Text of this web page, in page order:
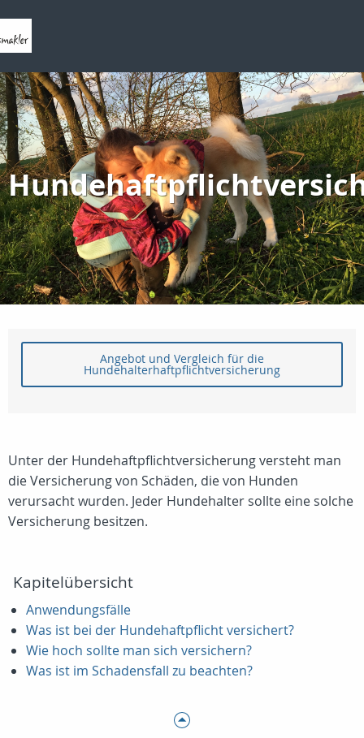
Angebot und Vergleich für die
Hundehalterhaftpflichtversicherung
Unter der Hundehaftpflichtversicherung versteht man
die Versicherung von Schäden, die von Hunden
verursacht wurden. Jeder Hundehalter sollte eine solche
Versicherung besitzen.
Kapitelübersicht
Anwendungsfälle
Was ist bei der Hundehaftpflicht versichert?
Wie hoch sollte man sich versichern?
Was ist im Schadensfall zu beachten?